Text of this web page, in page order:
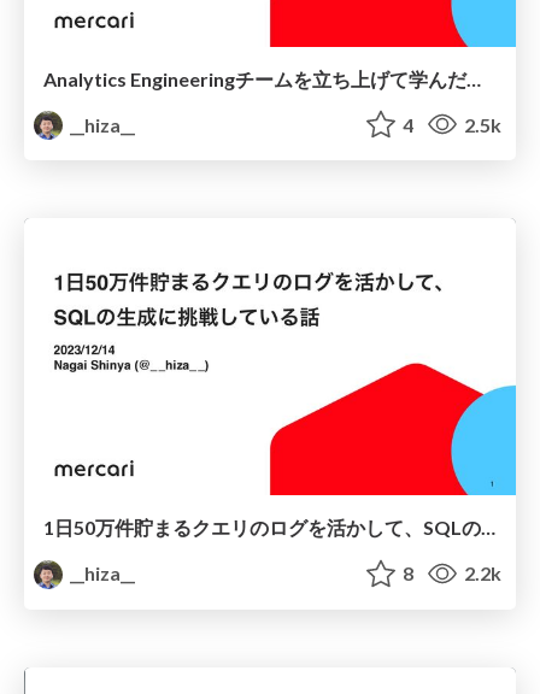
Analytics Engineeringチームを立ち上げて学んだこと
__hiza__
4 2.5k
1日50万件貯まるクエリのログを活かして、SQLの生成に挑戦している話
__hiza__
8 2.2k